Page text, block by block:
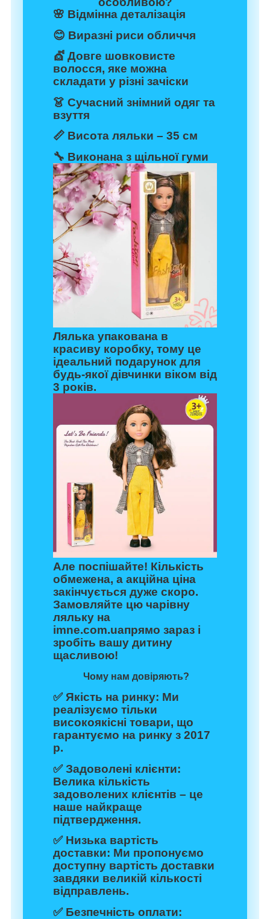
🌸 Відмінна деталізація
😊 Виразні риси обличчя
💇 Довге шовковисте
волосся, яке можна
складати у різні зачіски
👗 Сучасний знімний одяг та
взуття
📏 Висота ляльки – 35 см
🔧 Виконана з щільної гуми
Лялька упакована в
красиву коробку, тому це
ідеальний подарунок для
будь-якої дівчинки віком від
3 років.
Але поспішайте! Кількість
обмежена, а акційна ціна
закінчується дуже скоро.
Замовляйте цю чарівну
ляльку на
imne.com.uaпрямо зараз і
зробіть вашу дитину
щасливою!
Чому нам довіряють?
✅Якість на ринку: Ми
реалізуємо тільки
високоякісні товари, що
гарантуємо на ринку з 2017
р.
✅Задоволені клієнти:
Велика кількість
задоволених клієнтів – це
наше найкраще
підтвердження.
✅ Низька вартість
доставки: Ми пропонуємо
доступну вартість доставки
завдяки великій кількості
відправлень.
✅ Безпечність оплати: